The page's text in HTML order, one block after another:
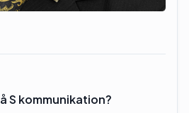
S kommunikation?